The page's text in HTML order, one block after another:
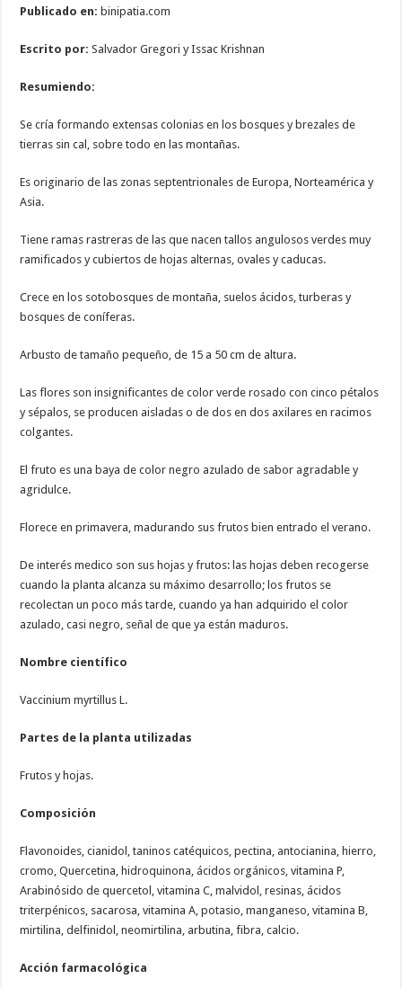
Publicado en: binipatia.com
Escrito por:Salvador Gregori y Issac Krishnan
Resumiendo:
Se cría formando extensas colonias en los bosques y brezales de
tierras sin cal, sobre todo en las montañas.
Es originario de las zonas septentrionales de Europa, Norteamérica y
Asia.
Tiene ramas rastreras de las que nacen tallos angulosos verdes muy
ramificados y cubiertos de hojas alternas, ovales y caducas.
Crece en los sotobosques de montaña, suelos ácidos, turberas y
bosques de coníferas.
Arbusto de tamaño pequeño, de 15 a 50 cm de altura.
Las flores son insignificantes de color verde rosado con cinco pétalos
y sépalos, se producen aisladas o de dos en dos axilares en racimos
colgantes.
El fruto es una baya de color negro azulado de sabor agradable y
agridulce.
Florece en primavera, madurando sus frutos bien entrado el verano.
De interés medico son sus hojas y frutos: las hojas deben recogerse
cuando la planta alcanza su máximo desarrollo; los frutos se
recolectan un poco más tarde, cuando ya han adquirido el color
azulado, casi negro, señal de que ya están maduros.
Nombre científico
Vaccinium myrtillus L.
Partes de la planta utilizadas
Frutos y hojas.
Composición
Flavonoides, cianidol, taninos catéquicos, pectina, antocianina, hierro,
cromo, Quercetina, hidroquinona, ácidos orgánicos, vitamina P,
Arabinósido de quercetol, vitamina C, malvidol, resinas, ácidos
triterpénicos, sacarosa, vitamina A, potasio, manganeso, vitamina B,
mirtilina, delfinidol, neomirtilina, arbutina, fibra, calcio.
Acción farmacológica